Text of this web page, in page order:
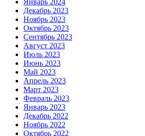
Январь 2024
Декабрь 2023
Ноябрь 2023
Октябрь 2023
Сентябрь 2023
Август 2023
Июль 2023
Июнь 2023
Май 2023
Апрель 2023
Март 2023
Февраль 2023
Январь 2023
Декабрь 2022
Ноябрь 2022
Октябрь 2022